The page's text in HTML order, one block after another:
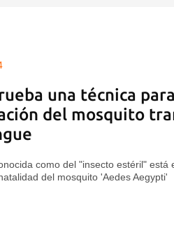
una técnica
del mosquito
como del "insecto estéril" está
del mosquito 'Aedes Aegypti'